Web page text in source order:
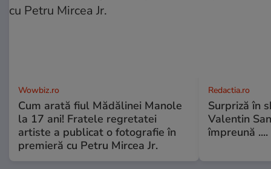
Wowbiz.ro
Cum arată fiul Mădălinei Manole
la 17 ani! Fratele regretatei
artiste a publicat o fotografie în
premieră cu Petru Mircea Jr.
Redactia.ro
Surpriză în
Valentin
împreună ....